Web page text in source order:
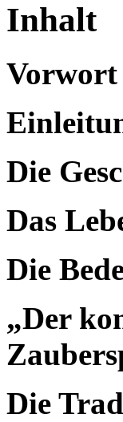
Inhalt
Vorwort
Die
Das
Die
„Der
Die